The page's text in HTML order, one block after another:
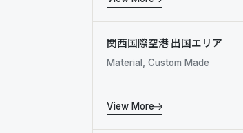
関西国際空港 出国エリア
Material, Custom Made
View More